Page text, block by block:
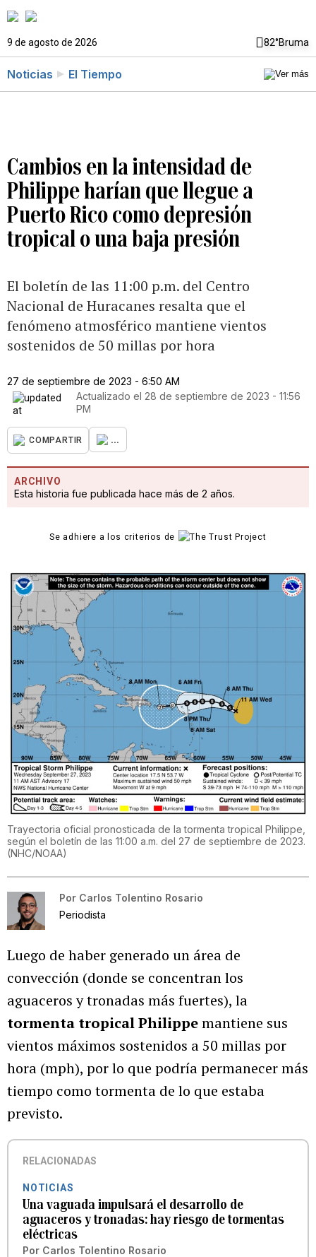
9 de agosto de 2026 82°Bruma
Noticias El Tiempo
Cambios en la intensidad de
Philippe harían que llegue a
Puerto Rico como depresión
tropical o una baja presión
El boletín de las 11:00 p.m. del Centro
Nacional de Huracanes resalta que el
fenómeno atmosférico mantiene vientos
sostenidos de 50 millas por hora
27 de septiembre de 2023 - 6:50 AM
Actualizado el 28 de septiembre de 2023 - 11:56
PM
COMPARTIR ...
ARCHIVO
Esta historia fue publicada hace más de 2 años.
Se adhiere a los criterios de
Trayectoria oficial pronosticada de la tormenta tropical Philippe,
según el boletín de las 11:00 a.m. del 27 de septiembre de 2023.
(NHC/NOAA)
Por Carlos Tolentino Rosario
Periodista
Luego de haber generado un área de
convección (donde se concentran los
aguaceros y tronadas más fuertes), la
tormenta tropical Philippemantiene sus
vientos máximos sostenidos a 50 millas por
hora (mph), por lo que podría permanecer más
tiempo como tormenta de lo que estaba
previsto.
RELACIONADAS
NOTICIAS
Una vaguada impulsará el desarrollo de
aguaceros y tronadas: hay riesgo de tormentas
eléctricas
Por Carlos Tolentino Rosario